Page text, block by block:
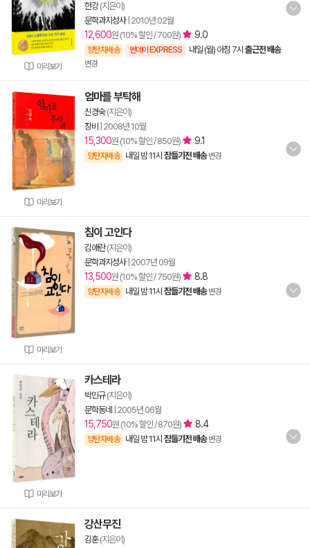
미리보기
한강(지은이)
문학과지성사| 2010년 02월
12,600원 (10% 할인 / 700원) 9.0
양탄자배송 썬데이 EXPRESS 내일 (월) 아침 7시 출근전 배송
변경
미리보기
엄마를 부탁해
신경숙(지은이)
창비
2008년 10월
15,300원 (10% 할인 / 850원) 9.1
양탄자배송 내일 밤 11시 잠들기전 배송 변경
미리보기
침이 고인다
김애란(지은이)
문학과지성사| 2007년 09월
13,500원 (10% 할인 / 750원) 8.8
양탄자배송 내일 밤 11시 잠들기전 배송 변경
미리보기
카스테라
박민규(지은이)
문학동네
2005년 06월
15,750원 (10% 할인 / 870원) 8.4
양탄자배송 내일 밤 11시 잠들기전 배송 변경
강산무진
김훈(지은이)